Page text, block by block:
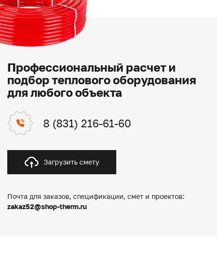
Профессиональный расчет и
подбор теплового оборудования
для любого объекта
8 (831) 216-61-60
Загрузить смету
Почта для заказов, спецификации, смет и проектов:
zakaz52@shop-therm.ru